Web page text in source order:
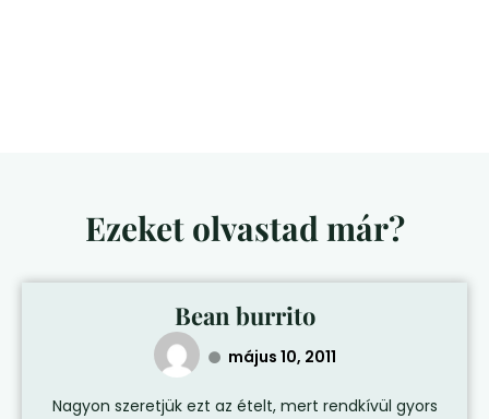
Ezeket olvastad már?
Bean burrito
május 10, 2011
Nagyon szeretjük ezt az ételt, mert rendkívül gyors